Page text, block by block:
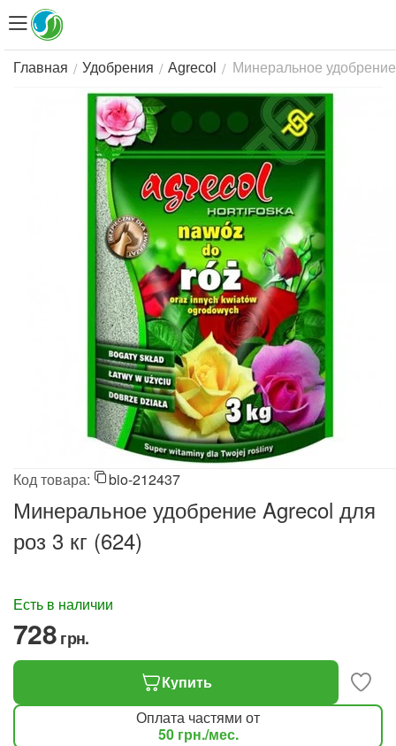
Главная / Удобрения / Agrecol / Минеральное
Код товара: bio-212437
Минеральное удобрение Agrecol для
роз 3 кг (624)
‍728‍грн.
Есть в наличии
Купить
Оплата частями от
50 грн./мес.